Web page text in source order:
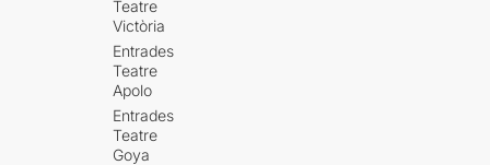
Teatre
Victòria
Entrades
Teatre
Apolo
Entrades
Teatre
Goya